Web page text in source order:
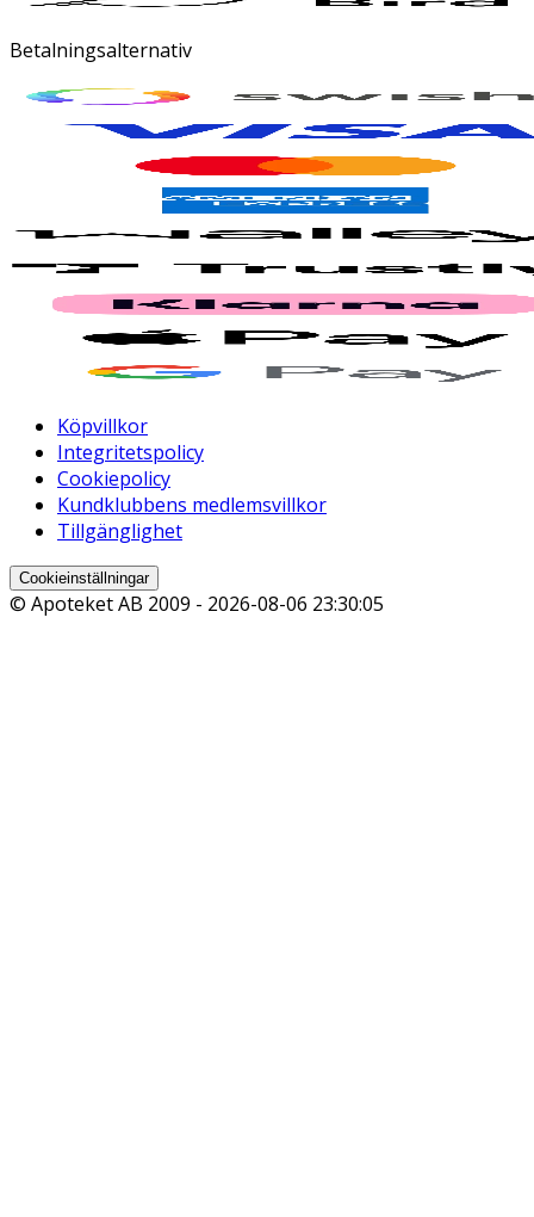
Betalningsalternativ
Köpvillkor
Integritetspolicy
Cookiepolicy
Kundklubbens medlemsvillkor
Tillgänglighet
Cookieinställningar
© Apoteket AB 2009 - 2026-08-06 23:30:05